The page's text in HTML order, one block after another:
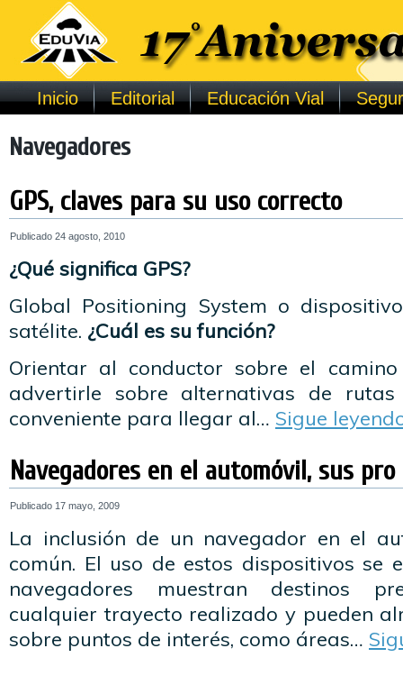
Inicio Editorial Educación Vial
Navegadores
GPS, claves para su uso correcto
Publicado 24 agosto, 2010
¿Qué significa GPS?
Global Positioning System o
satélite. ¿Cuál es su función?
Orientar al conductor sobre el
advertirle sobre alternativas de
conveniente para llegar al… Sigue
Navegadores en el automóvil, sus
Publicado 17 mayo, 2009
La inclusión de un navegador en el
común. El uso de estos dispositivos se
navegadores muestran destinos
cualquier trayecto realizado y pueden
sobre puntos de interés, como áreas…